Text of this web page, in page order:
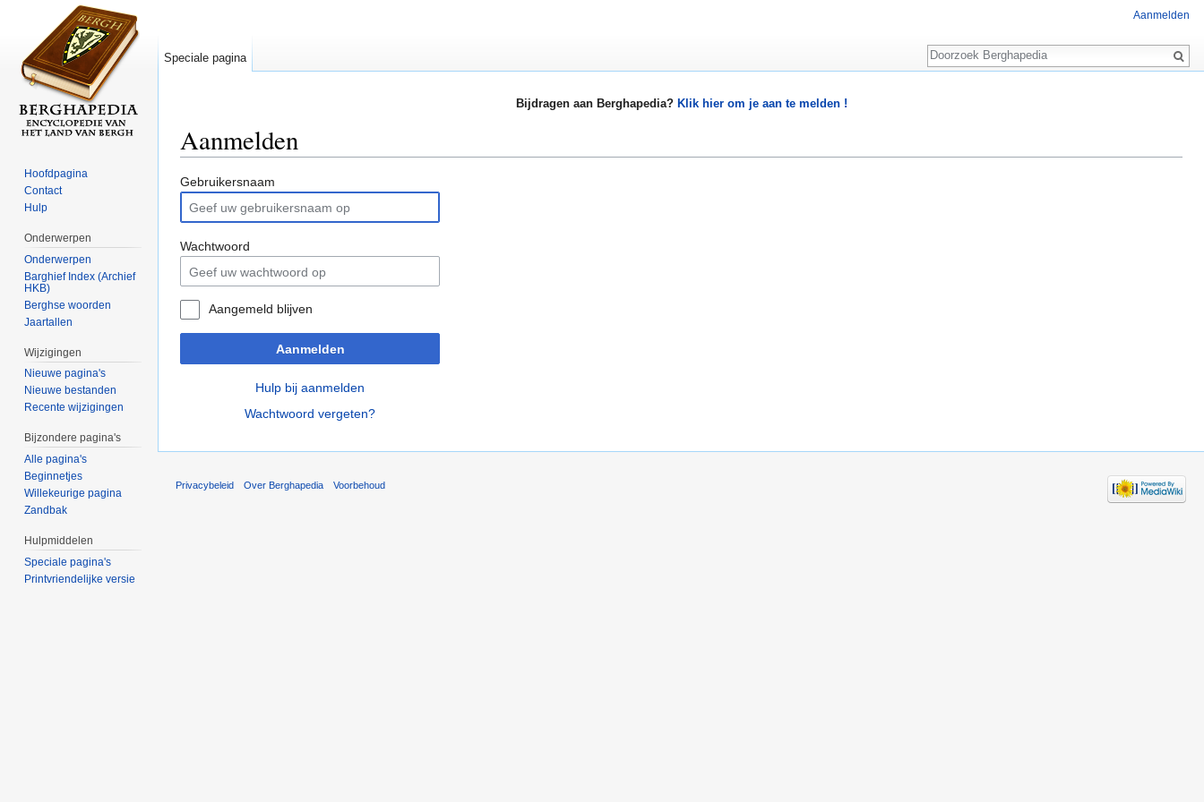
Bijdragen aan Berghapedia? Klik hier om je aan te melden !
Aanmelden
Gebruikersnaam
Wachtwoord
Aangemeld blijven
Aanmelden
Hulp bij aanmelden
Wachtwoord vergeten?
Aanmelden
Speciale pagina
Zoeken
Hoofdpagina
Contact
Hulp
Onderwerpen
Onderwerpen
Barghief Index (Archief
HKB)
Berghse woorden
Jaartallen
Wijzigingen
Nieuwe pagina's
Nieuwe bestanden
Recente wijzigingen
Bijzondere pagina's
Alle pagina's
Beginnetjes
Willekeurige pagina
Zandbak
Hulpmiddelen
Speciale pagina's
Printvriendelijke versie
Privacybeleid Over Berghapedia Voorbehoud